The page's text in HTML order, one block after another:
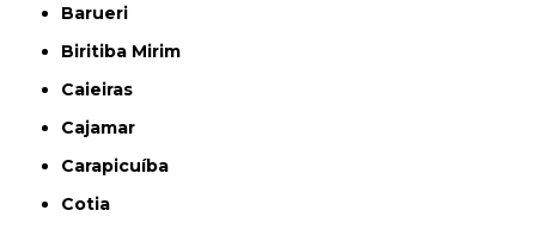
Barueri
Biritiba Mirim
Caieiras
Cajamar
Carapicuíba
Cotia